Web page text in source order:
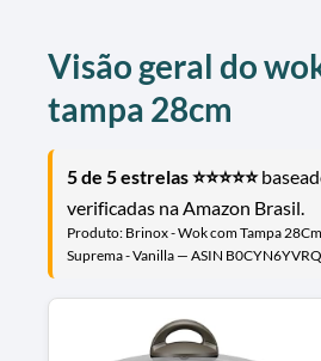
Visão geral do
tampa 28cm
5 de 5 estrelas ⭐⭐⭐⭐⭐
verificadas na Amazon Brasil.
Produto: Brinox - Wok com Tampa
Suprema - Vanilla — ASIN B0CYN6YVRQ